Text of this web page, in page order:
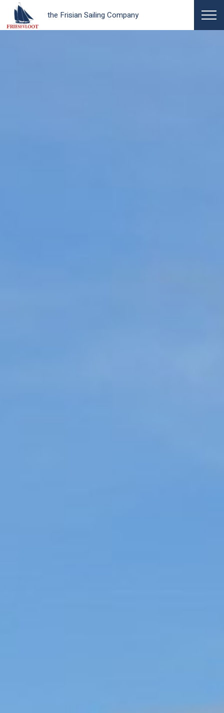
the Frisian Sailing Company